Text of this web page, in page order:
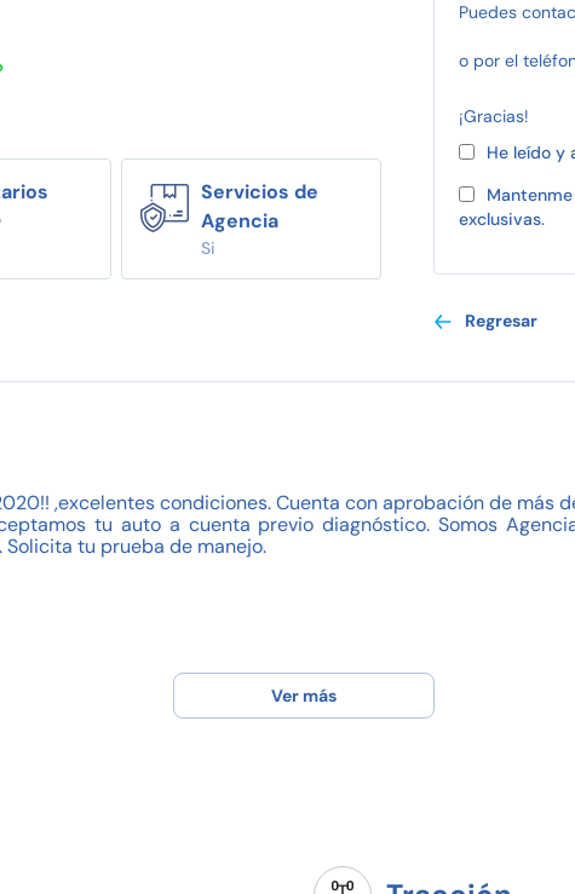
Servicios de
Agencia
Si
Puedes
o por el
¡Gracias!
He leído
exclusivas.
Regresar
,excelentes condiciones. Cuenta con aprobación de más
tu auto a cuenta previo diagnóstico. Somos
tu prueba de manejo.
Ver más